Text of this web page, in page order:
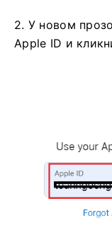
2. У новом
Apple ID и